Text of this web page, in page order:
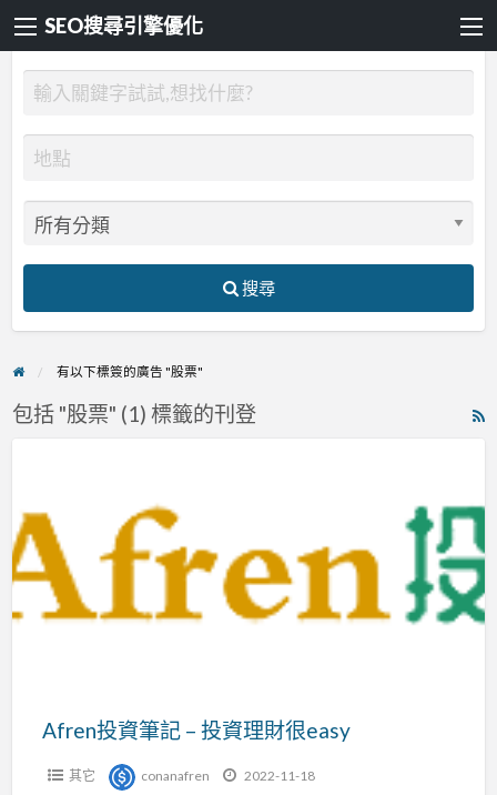
SEO搜尋引擎優化
搜尋
有以下標簽的廣告 "股票"
包括 "股票" (1) 標籤的刊登
資
筆
記
easy
Afren投資筆記 – 投資理財很easy
其它 conanafren 2022-11-18